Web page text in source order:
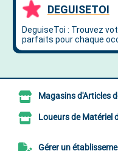
Magasins d'Articles
Loueurs de Matériel
Gérer un